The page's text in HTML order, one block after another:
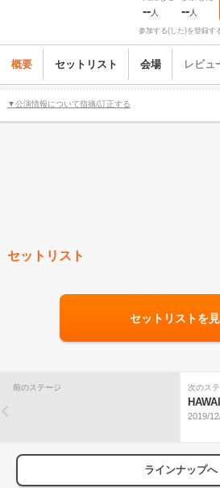
--人 --人
参加する(した)を登録す
概要 セットリスト 会場 レビュ
▼公演情報について指摘/訂正する
セットリスト
セットリストを
前のステージ 次のス
2019/
ラインナップへ